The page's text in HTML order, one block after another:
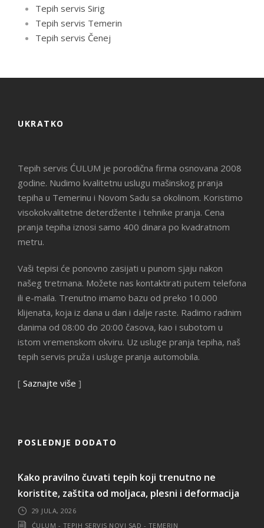
Tepih servis Sirig
Tepih servis Temerin
Tepih servis Čenej
UKRATKO
Tepih servis ĆULUM je porodična firma osnovana 2008
godine. Nudimo kvalitetnu uslugu mašinskog pranja
tepiha u Temerinu i Novom Sadu sa okolinom. Koristimo
visokokvalitetne deterdžente i tehnike pranja. Cena
pranja tepiha iznosi samo 400 dinara po kvadratnom
metru.
Vaši tepisi će ponovno zasijati u punom sjaju nakon
našeg tretmana. Možete nas kontaktirati putem telefona
ili e-maila. Trenutno imamo bazu od preko 10.000
klijenata, koja iz dana u dan i dalje raste. Radimo radnim
danima od 08:00 do 20:00 časova, kao i subotom u
istom vremenskom okviru. Uz usluge pranja tepiha, naš
tepih servis pruža i usluge pranja automobila.
[ Saznajte više ]
POSLEDNJE DODATO
Kako pravilno čuvati tepih koji trenutno ne
koristite, zaštita od moljaca, plesni i deformacija
29 JULA, 2026
ĆULUM - TEPIH SERVIS NOVI SAD - TEMERIN